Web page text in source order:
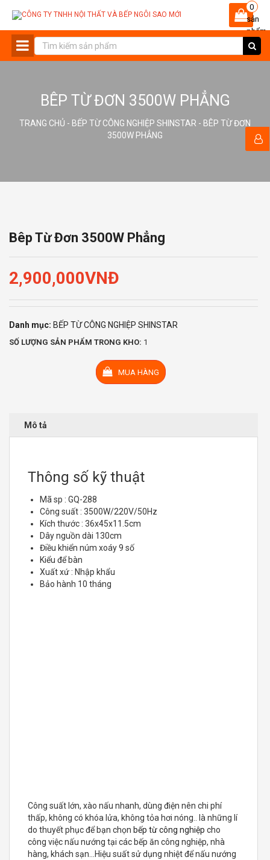
0
sản
phẩm
BÊP TỪ ĐƠN 3500W PHẲNG
TRANG CHỦ - BẾP TỪ CÔNG NGHIỆP SHINSTAR - BÊP TỪ ĐƠN
3500W PHẲNG
Bêp Từ Đơn 3500W Phẳng
2,900,000VNĐ
Danh mục: BẾP TỪ CÔNG NGHIỆP SHINSTAR
SỐ LƯỢNG SẢN PHẨM TRONG KHO: 1
MUA HÀNG
Mô tả
Thông số kỹ thuật
Mã sp : GQ-288
Công suất : 3500W/220V/50Hz
Kích thước : 36x45x11.5cm
Dây nguồn dài 130cm
Điều khiển núm xoáy 9 số
Kiểu để bàn
Xuất xứ : Nhập khẩu
Bảo hành 10 tháng
Công suất lớn, xào nấu nhanh, dùng điện nên chi phí
thấp, không có khóa lửa, không tỏa hơi nóng.. là những lí
do thuyết phục để bạn chọn bếp từ công nghiệp cho
công việc nấu nướng tại các bếp ăn công nghiệp, nhà
hàng, khách sạn…Hiệu suất sử dụng nhiệt để nấu nướng